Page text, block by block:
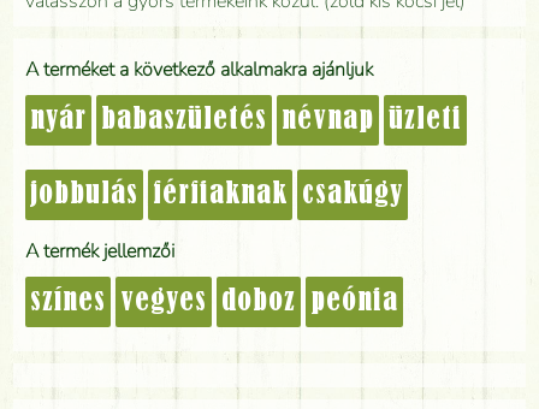
A terméket a következő alkalmakra ajánljuk
nyár babaszületés névnap üzleti
jobbulás férfiaknak csakúgy
A termék jellemzői
színes vegyes doboz peónia